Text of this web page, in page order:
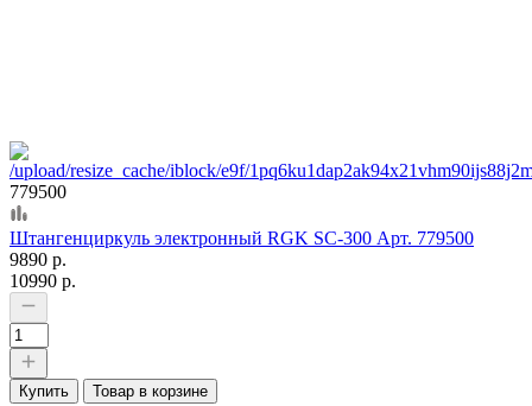
779500
Штангенциркуль электронный RGK SC-300 Арт. 779500
9890 р.
10990 р.
Купить Товар в корзине